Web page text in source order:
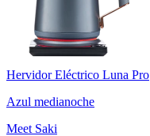
Hervidor Eléctrico Luna Pro
Azul medianoche
Meet Saki